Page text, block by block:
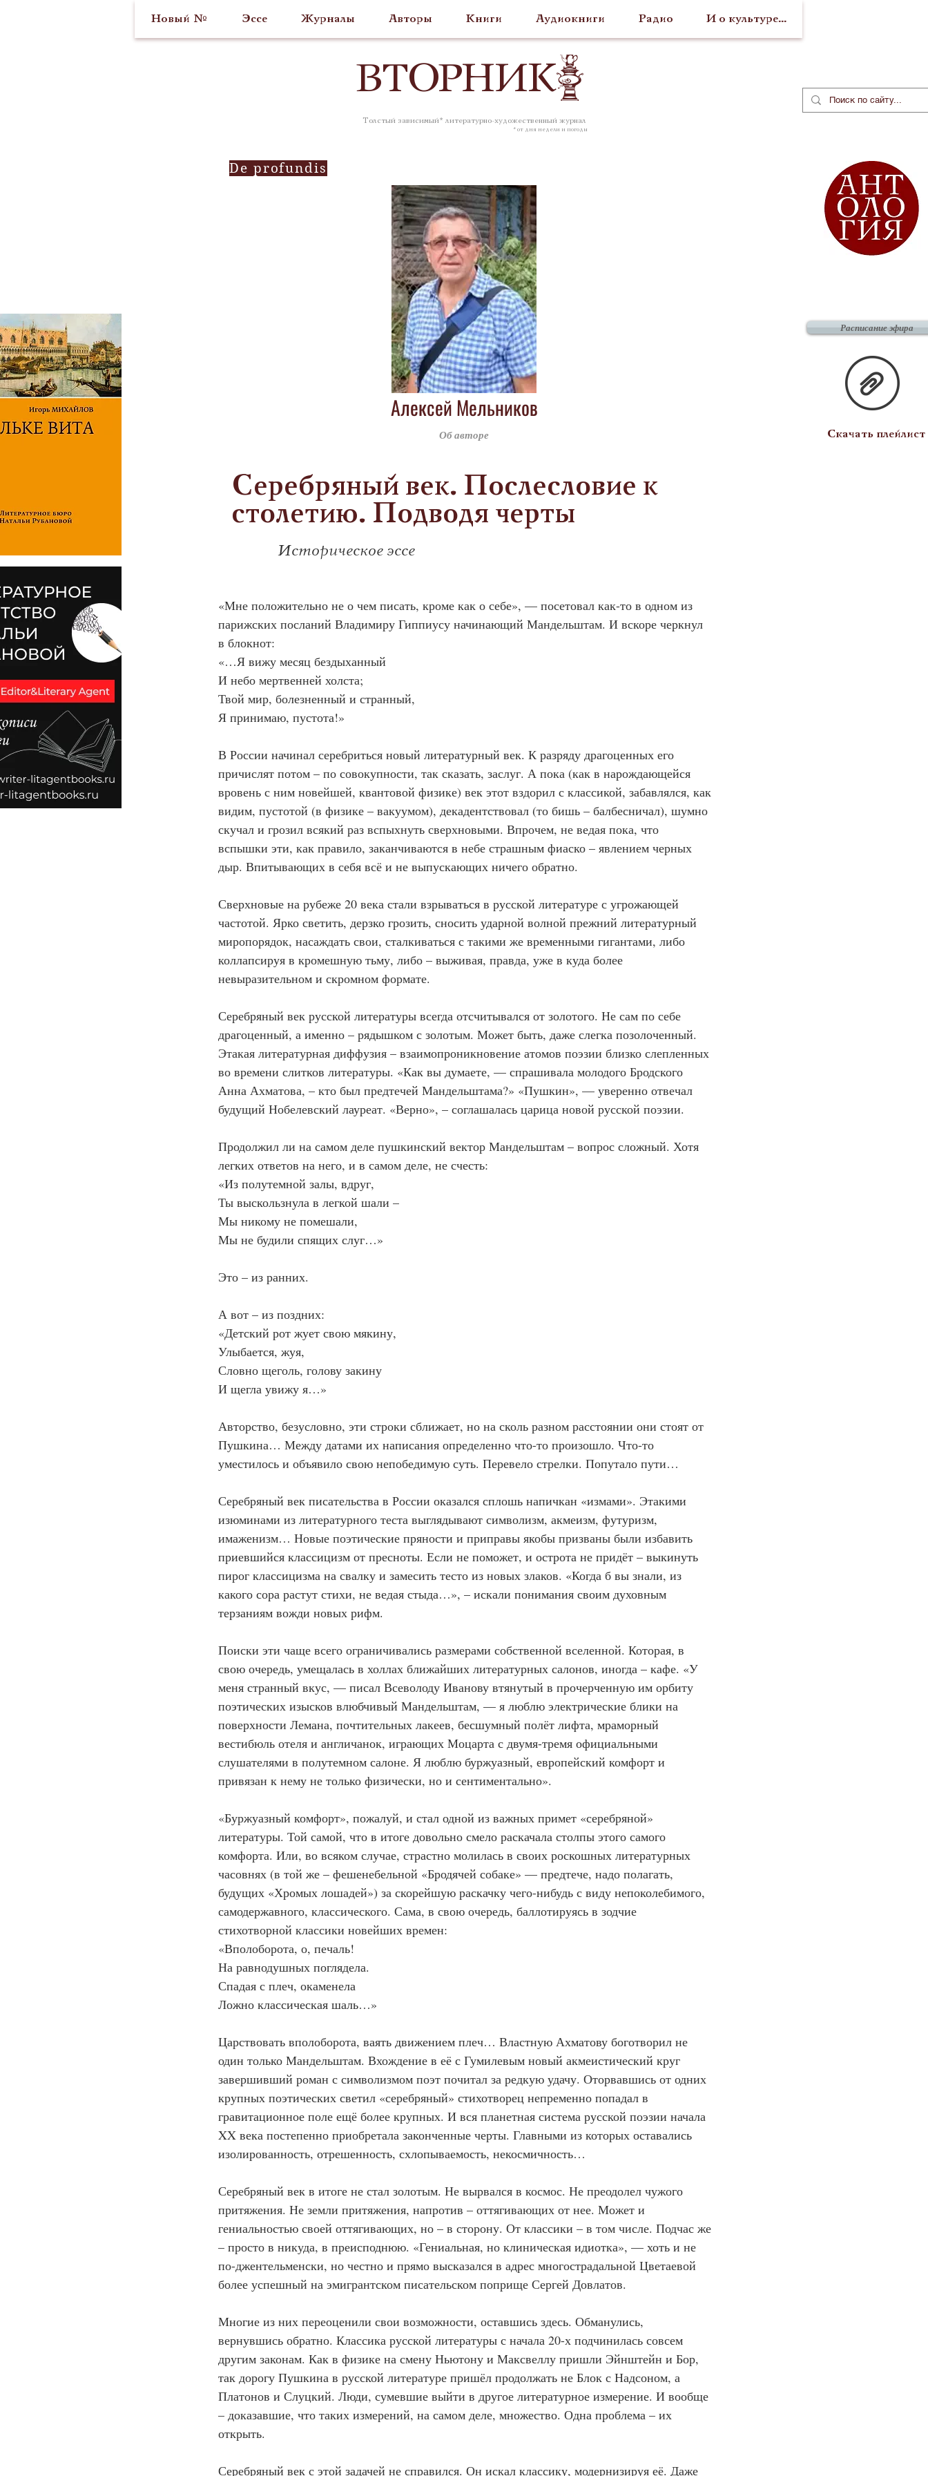
Новый № Эссе Журналы Авторы Книги Аудиокниги Радио И о культуре...
ВТОРНИК
Толстый зависимый* литературно-художественный журнал
* от дня недели и погоды
De profundis
Алексей Мельников
Об авторе
Серебряный век. Послесловие к
столетию. Подводя черты
Историческое эссе
«Мне положительно не о чем писать, кроме как о себе», — посетовал как-то в одном из
парижских посланий Владимиру Гиппиусу начинающий Мандельштам. И вскоре черкнул
в блокнот:
«…Я вижу месяц бездыханный
И небо мертвенней холста;
Твой мир, болезненный и странный,
Я принимаю, пустота!»
В России начинал серебриться новый литературный век. К разряду драгоценных его
причислят потом – по совокупности, так сказать, заслуг. А пока (как в нарождающейся
вровень с ним новейшей, квантовой физике) век этот вздорил с классикой, забавлялся, как
видим, пустотой (в физике – вакуумом), декадентствовал (то бишь – балбесничал), шумно
скучал и грозил всякий раз вспыхнуть сверхновыми. Впрочем, не ведая пока, что
вспышки эти, как правило, заканчиваются в небе страшным фиаско – явлением черных
дыр. Впитывающих в себя всё и не выпускающих ничего обратно.
Сверхновые на рубеже 20 века стали взрываться в русской литературе с угрожающей
частотой. Ярко светить, дерзко грозить, сносить ударной волной прежний литературный
миропорядок, насаждать свои, сталкиваться с такими же временными гигантами, либо
коллапсируя в кромешную тьму, либо – выживая, правда, уже в куда более
невыразительном и скромном формате.
Серебряный век русской литературы всегда отсчитывался от золотого. Не сам по себе
драгоценный, а именно – рядышком с золотым. Может быть, даже слегка позолоченный.
Этакая литературная диффузия – взаимопроникновение атомов поэзии близко слепленных
во времени слитков литературы. «Как вы думаете, — спрашивала молодого Бродского
Анна Ахматова, – кто был предтечей Мандельштама?» «Пушкин», — уверенно отвечал
будущий Нобелевский лауреат. «Верно», – соглашалась царица новой русской поэзии.
Продолжил ли на самом деле пушкинский вектор Мандельштам – вопрос сложный. Хотя
легких ответов на него, и в самом деле, не счесть:
«Из полутемной залы, вдруг,
Ты выскользнула в легкой шали –
Мы никому не помешали,
Мы не будили спящих слуг…»
Это – из ранних.
А вот – из поздних:
«Детский рот жует свою мякину,
Улыбается, жуя,
Словно щеголь, голову закину
И щегла увижу я…»
Авторство, безусловно, эти строки сближает, но на сколь разном расстоянии они стоят от
Пушкина… Между датами их написания определенно что-то произошло. Что-то
уместилось и объявило свою непобедимую суть. Перевело стрелки. Попутало пути…
Серебряный век писательства в России оказался сплошь напичкан «измами». Этакими
изюминами из литературного теста выглядывают символизм, акмеизм, футуризм,
имаженизм… Новые поэтические пряности и приправы якобы призваны были избавить
приевшийся классицизм от пресноты. Если не поможет, и острота не придёт – выкинуть
пирог классицизма на свалку и замесить тесто из новых злаков. «Когда б вы знали, из
какого сора растут стихи, не ведая стыда…», – искали понимания своим духовным
терзаниям вожди новых рифм.
Поиски эти чаще всего ограничивались размерами собственной вселенной. Которая, в
свою очередь, умещалась в холлах ближайших литературных салонов, иногда – кафе. «У
меня странный вкус, — писал Всеволоду Иванову втянутый в прочерченную им орбиту
поэтических изысков влюбчивый Мандельштам, — я люблю электрические блики на
поверхности Лемана, почтительных лакеев, бесшумный полёт лифта, мраморный
вестибюль отеля и англичанок, играющих Моцарта с двумя-тремя официальными
слушателями в полутемном салоне. Я люблю буржуазный, европейский комфорт и
привязан к нему не только физически, но и сентиментально».
«Буржуазный комфорт», пожалуй, и стал одной из важных примет «серебряной»
литературы. Той самой, что в итоге довольно смело раскачала столпы этого самого
комфорта. Или, во всяком случае, страстно молилась в своих роскошных литературных
часовнях (в той же – фешенебельной «Бродячей собаке» — предтече, надо полагать,
будущих «Хромых лошадей») за скорейшую раскачку чего-нибудь с виду непоколебимого,
самодержавного, классического. Сама, в свою очередь, баллотируясь в зодчие
стихотворной классики новейших времен:
«Вполоборота, о, печаль!
На равнодушных поглядела.
Спадая с плеч, окаменела
Ложно классическая шаль…»
Царствовать вполоборота, ваять движением плеч… Властную Ахматову боготворил не
один только Мандельштам. Вхождение в её с Гумилевым новый акмеистический круг
завершивший роман с символизмом поэт почитал за редкую удачу. Оторвавшись от одних
крупных поэтических светил «серебряный» стихотворец непременно попадал в
гравитационное поле ещё более крупных. И вся планетная система русской поэзии начала
XX века постепенно приобретала законченные черты. Главными из которых оставались
изолированность, отрешенность, схлопываемость, некосмичность…
Серебряный век в итоге не стал золотым. Не вырвался в космос. Не преодолел чужого
притяжения. Не земли притяжения, напротив – оттягивающих от нее. Может и
гениальностью своей оттягивающих, но – в сторону. От классики – в том числе. Подчас же
– просто в никуда, в преисподнюю. «Гениальная, но клиническая идиотка», — хоть и не
по-джентельменски, но честно и прямо высказался в адрес многострадальной Цветаевой
более успешный на эмигрантском писательском поприще Сергей Довлатов.
Многие из них переоценили свои возможности, оставшись здесь. Обманулись,
вернувшись обратно. Классика русской литературы с начала 20-х подчинилась совсем
другим законам. Как в физике на смену Ньютону и Максвеллу пришли Эйнштейн и Бор,
так дорогу Пушкина в русской литературе пришёл продолжать не Блок с Надсоном, а
Платонов и Слуцкий. Люди, сумевшие выйти в другое литературное измерение. И вообще
– доказавшие, что таких измерений, на самом деле, множество. Одна проблема – их
открыть.
Серебряный век с этой задачей не справился. Он искал классику, модернизируя её. Даже
Расписание эфира
Скачать плейлист